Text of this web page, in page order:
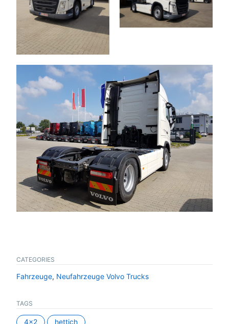
CATEGORIES
Fahrzeuge, Neufahrzeuge Volvo Trucks
TAGS
4x2 hettich